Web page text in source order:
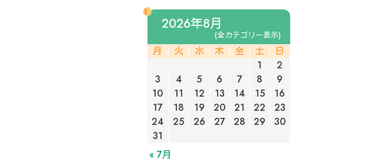
2026年8月
(全カテゴリー表示)
月 火 水 木 金 土 日
« 7月
1
2
3
4 5 6 7 8
9
10
11 12 13 14 15
16
17
18 19 20 21 22
23
24
25 26 27 28 29
30
31